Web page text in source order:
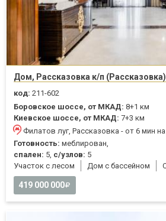
Дом, Рассказовка к/п
код: 211-602
Боровское шоссе, от МКАД: 8+1 км
Киевское шоссе, от МКАД: 7+3 км
Филатов луг, Рассказовка - от 6 мин
Готовность: меблирован,
спален: 5, с/узлов: 5
Участок с лесом
Дом с бассейном
419 000 000